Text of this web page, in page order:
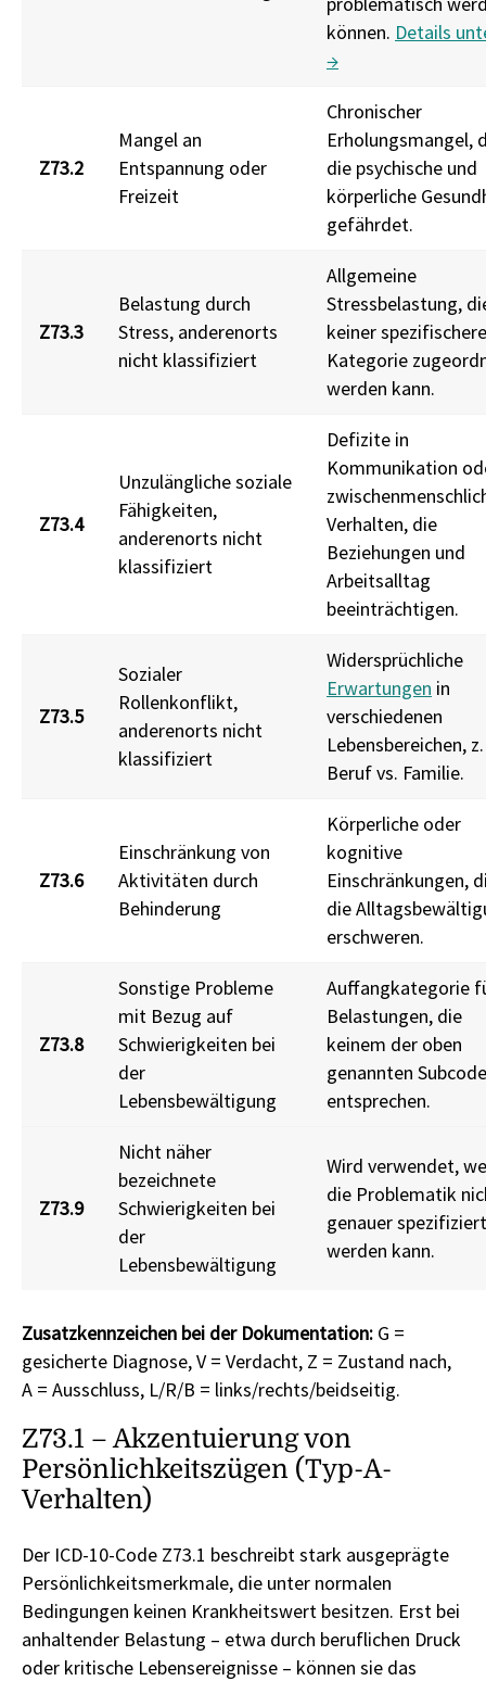
können. Details
→
Z73.2
Mangel an
Entspannung oder
Freizeit
Chronischer
Erholungsmangel,
die psychische und
körperliche
gefährdet.
Z73.3
Belastung durch
Stress, anderenorts
nicht klassifiziert
Allgemeine
Stressbelastung,
keiner
Kategorie
werden kann.
Z73.4
Unzulängliche soziale
Fähigkeiten,
anderenorts nicht
klassifiziert
Defizite in
Kommunikation
Verhalten, die
Beziehungen und
Arbeitsalltag
beeinträchtigen.
Z73.5
Sozialer
Rollenkonflikt,
anderenorts nicht
klassifiziert
Widersprüchliche
Erwartungen in
verschiedenen
Lebensbereichen,
Beruf vs. Familie.
Z73.6
Einschränkung von
Aktivitäten durch
Behinderung
Körperliche oder
kognitive
Einschränkungen,
die
erschweren.
Z73.8
Sonstige Probleme
mit Bezug auf
Schwierigkeiten bei
der
Lebensbewältigung
Auffangkategorie
Belastungen, die
keinem der oben
genannten
entsprechen.
Z73.9
Nicht näher
bezeichnete
Schwierigkeiten bei
der
Lebensbewältigung
Wird verwendet,
die Problematik
genauer spezifiziert
werden kann.
Zusatzkennzeichen bei der Dokumentation: G =
gesicherte Diagnose, V = Verdacht, Z = Zustand nach,
A = Ausschluss, L/R/B = links/rechts/beidseitig.
Z73.1 – Akzentuierung von
Persönlichkeitszügen (Typ-A-
Verhalten)
Der ICD-10-Code Z73.1 beschreibt stark ausgeprägte
Persönlichkeitsmerkmale, die unter normalen
Bedingungen keinen Krankheitswert besitzen. Erst bei
anhaltender Belastung – etwa durch beruflichen Druck
oder kritische Lebensereignisse – können sie das